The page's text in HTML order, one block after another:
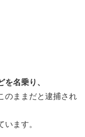
名乗り、
のままだと逮捕され
ます。